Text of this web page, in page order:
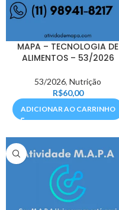
MAPA – TECNOLOGIA DE
ALIMENTOS – 53/2026
53/2026, Nutrição
R$60,00
ADICIONAR AO CARRINHO